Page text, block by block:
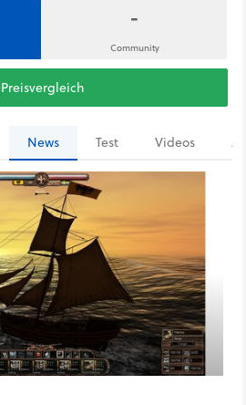
-
Community
Preisvergleich
News Test Videos